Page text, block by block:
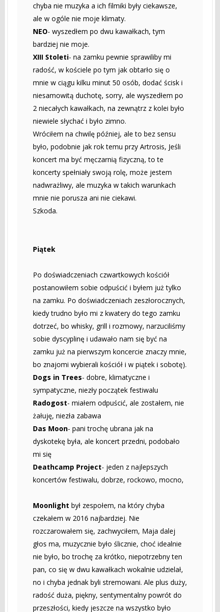
chyba nie muzyka a ich filmiki były ciekawsze,
ale w ogóle nie moje klimaty.
NEO- wyszedłem po dwu kawałkach, tym
bardziej nie moje.
XIII Stoleti- na zamku pewnie sprawiliby mi
radość, w kościele po tym jak obtarło się o
mnie w ciągu kilku minut 50 osób, dodać ścisk i
niesamowitą duchotę, sorry, ale wyszedłem po
2 niecałych kawałkach, na zewnątrz z kolei było
niewiele słychać i było zimno.
Wróciłem na chwilę później, ale to bez sensu
było, podobnie jak rok temu przy Artrosis, Jeśli
koncert ma być męczarnią fizyczną, to te
koncerty spełniały swoją rolę, może jestem
nadwrażliwy, ale muzyka w takich warunkach
mnie nie porusza ani nie ciekawi.
Szkoda.
Piątek
Po doświadczeniach czwartkowych kościół
postanowiłem sobie odpuścić i byłem już tylko
na zamku. Po doświadczeniach zeszłorocznych,
kiedy trudno było mi z kwatery do tego zamku
dotrzeć, bo whisky, grill i rozmowy, narzuciliśmy
sobie dyscyplinę i udawało nam się być na
zamku już na pierwszym koncercie znaczy mnie,
bo znajomi wybierali kościół i w piątek i sobotę).
Dogs in Trees- dobre, klimatyczne i
sympatyczne, niezły początek festiwalu
Radogost- miałem odpuścić, ale zostałem, nie
żałuję, niezła zabawa
Das Moon- pani trochę ubrana jak na
dyskotekę była, ale koncert przedni, podobało
mi się
Deathcamp Project- jeden z najlepszych
koncertów festiwalu, dobrze, rockowo, mocno,
Moonlight był zespołem, na który chyba
czekałem w 2016 najbardziej. Nie
rozczarowałem się, zachwyciłem, Maja dalej
głos ma, muzycznie było ślicznie, choć idealnie
nie było, bo trochę za krótko, niepotrzebny ten
pan, co się w dwu kawałkach wokalnie udzielał,
no i chyba jednak byli stremowani. Ale plus duży,
radość duża, piękny, sentymentalny powrót do
przeszłości, kiedy jeszcze na wszystko było